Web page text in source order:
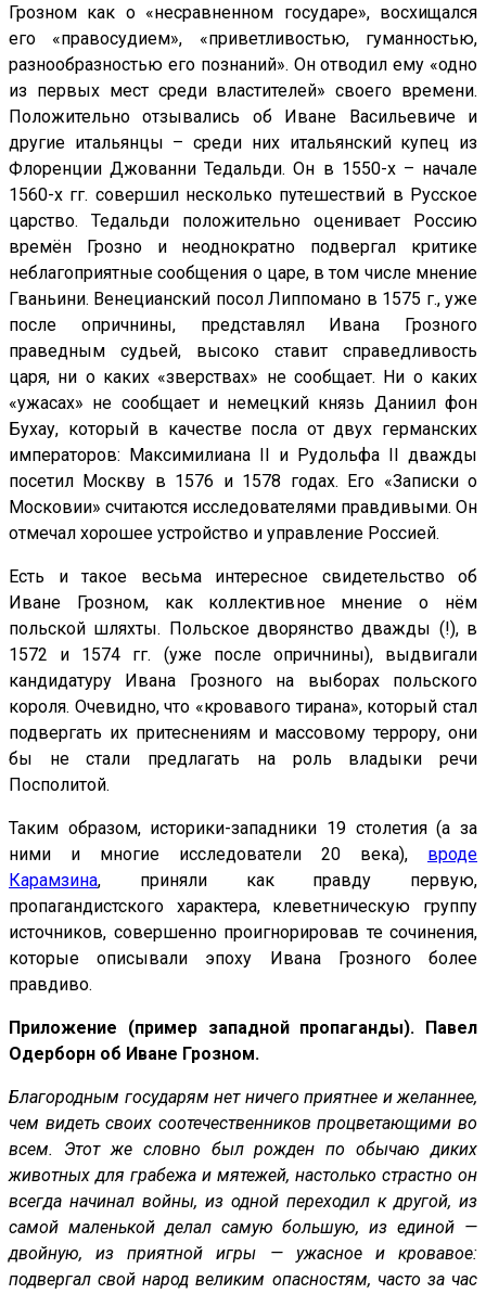
Грозном как о «несравненном государе», восхищался
его «правосудием», «приветливостью, гуманностью,
разнообразностью его познаний». Он отводил ему «одно
из первых мест среди властителей» своего времени.
Положительно отзывались об Иване Васильевиче и
другие итальянцы – среди них итальянский купец из
Флоренции Джованни Тедальди. Он в 1550-х – начале
1560-х гг. совершил несколько путешествий в Русское
царство. Тедальди положительно оценивает Россию
времён Грозно и неоднократно подвергал критике
неблагоприятные сообщения о царе, в том числе мнение
Гваньини. Венецианский посол Липпомано в 1575 г., уже
после опричнины, представлял Ивана Грозного
праведным судьей, высоко ставит справедливость
царя, ни о каких «зверствах» не сообщает. Ни о каких
«ужасах» не сообщает и немецкий князь Даниил фон
Бухау, который в качестве посла от двух германских
императоров: Максимилиана II и Рудольфа II дважды
посетил Москву в 1576 и 1578 годах. Его «Записки о
Московии» считаются исследователями правдивыми. Он
отмечал хорошее устройство и управление Россией.
Есть и такое весьма интересное свидетельство об
Иване Грозном, как коллективное мнение о нём
польской шляхты. Польское дворянство дважды (!), в
1572 и 1574 гг. (уже после опричнины), выдвигали
кандидатуру Ивана Грозного на выборах польского
короля. Очевидно, что «кровавого тирана», который стал
подвергать их притеснениям и массовому террору, они
бы не стали предлагать на роль владыки речи
Посполитой.
Таким образом, историки-западники 19 столетия (а за
ними и многие исследователи 20 века), вроде
Карамзина, приняли как правду первую,
пропагандистского характера, клеветническую группу
источников, совершенно проигнорировав те сочинения,
которые описывали эпоху Ивана Грозного более
правдиво.
Приложение (пример западной пропаганды). Павел
Одерборн об Иване Грозном.
Благородным государям нет ничего приятнее и желаннее,
чем видеть своих соотечественников процветающими во
всем. Этот же словно был рожден по обычаю диких
животных для грабежа и мятежей, настолько страстно он
всегда начинал войны, из одной переходил к другой, из
самой маленькой делал самую большую, из единой —
двойную, из приятной игры — ужасное и кровавое:
подвергал свой народ великим опасностям, часто за час